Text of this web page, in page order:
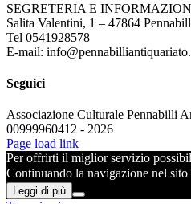
SEGRETERIA E
Salita Valentini, 1 – 47864
Tel 0541928578
E-mail:
Seguici
Associazione Culturale Pennabilli
00999960412 - 2026
Page load link
Per offrirti il miglior servizio
Continuando la navigazione nel
Leggi di più